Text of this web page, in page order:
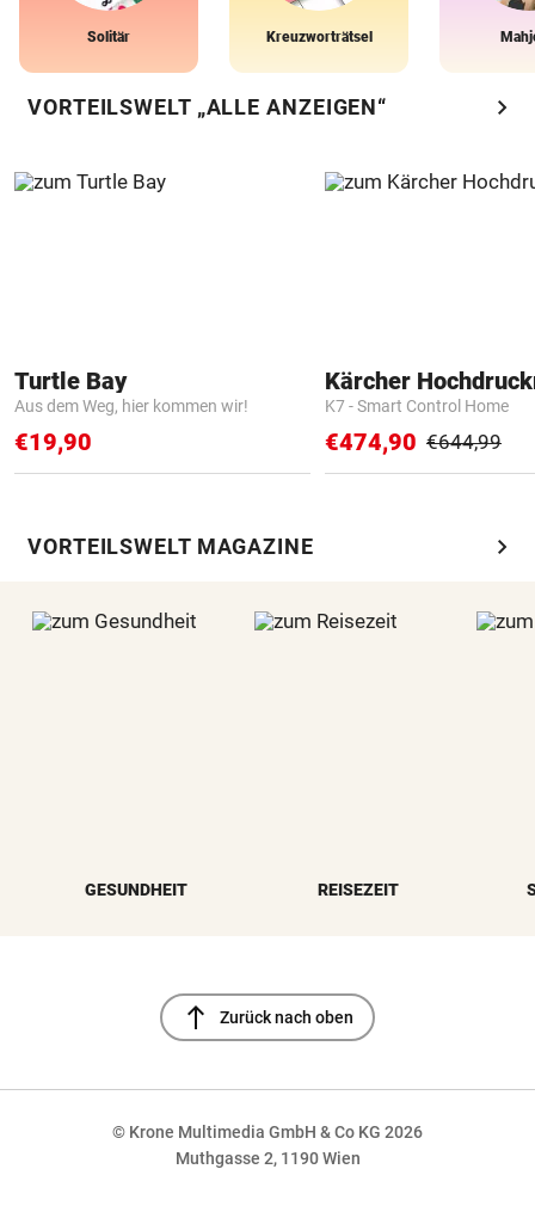
Solitär Kreuzworträtsel
VORTEILSWELT „ALLE ANZEIGEN“ chevron_right
Turtle Bay
Aus dem Weg, hier kommen wir!
€19,90
Kärcher
K7 - Smart Control Home
€474,90 €644,99
VORTEILSWELT MAGAZINE chevron_right
GESUNDHEIT REISEZEIT
north Zurück nach oben
© Krone Multimedia GmbH & Co KG 2026
Muthgasse 2, 1190 Wien